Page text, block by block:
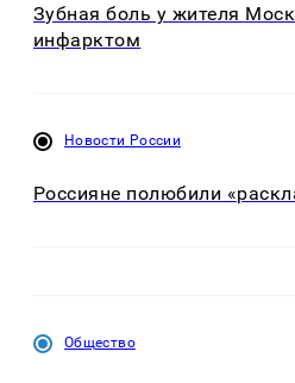
Зубная боль у жителя
инфарктом
Новости России
Россияне полюбили
Общество